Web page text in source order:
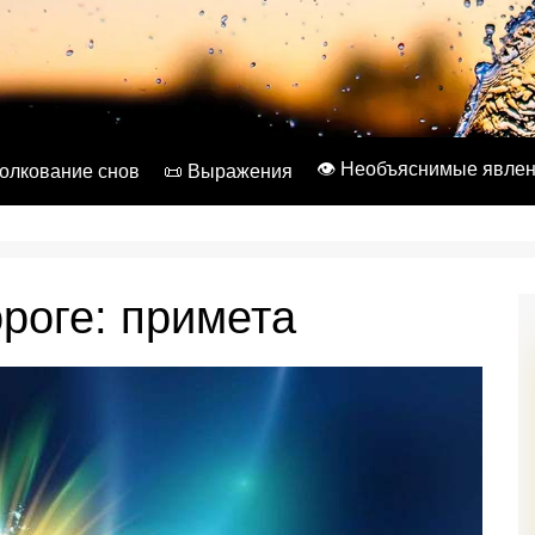
снов 📜 Выражения 👁️ Необъяснимые
примета